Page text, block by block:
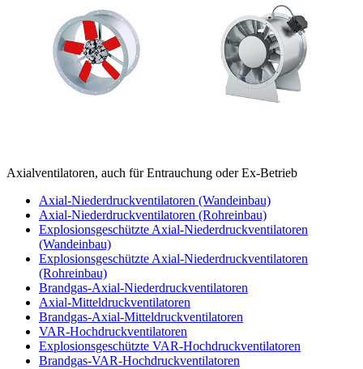
Axialventilatoren, auch für Entrauchung oder Ex-Betrieb
Axial-Niederdruckventilatoren (Wandeinbau)
Axial-Niederdruckventilatoren (Rohreinbau)
Explosionsgeschützte Axial-Niederdruckventilatoren
(Wandeinbau)
Explosionsgeschützte Axial-Niederdruckventilatoren
(Rohreinbau)
Brandgas-Axial-Niederdruckventilatoren
Axial-Mitteldruckventilatoren
Brandgas-Axial-Mitteldruckventilatoren
VAR-Hochdruckventilatoren
Explosionsgeschützte VAR-Hochdruckventilatoren
Brandgas-VAR-Hochdruckventilatoren